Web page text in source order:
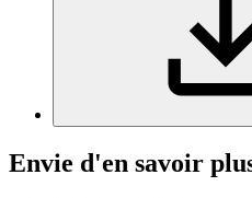
Envie d'en savoir